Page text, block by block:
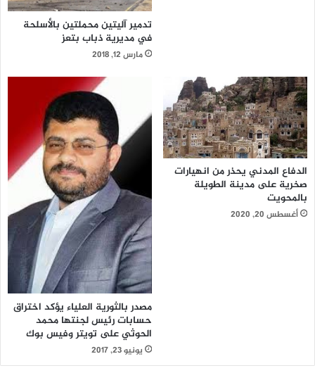
تدمير آليتين محملتين بالأسلحة
في مديرية ذباب بتعز
مارس 12, 2018
الدفاع المدني يحذر من انهيارات
صخرية على مدينة الطويلة
بالمحويت
أغسطس 20, 2020
مصدر بالثورية العلياء يؤكد اختراق
حسابات رئيس لجنتها محمد
الحوثي على تويتر وفيس بوك
يونيو 23, 2017